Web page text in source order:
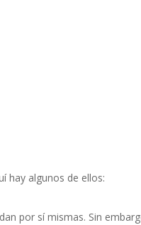
hay algunos de ellos:
por sí mismas. Sin